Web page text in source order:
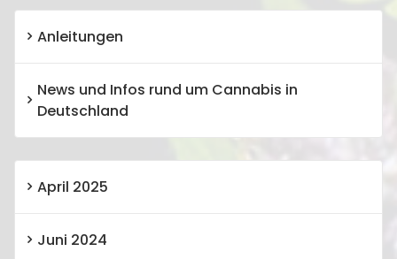
Anleitungen
News und Infos rund um Cannabis in
Deutschland
April 2025
Juni 2024